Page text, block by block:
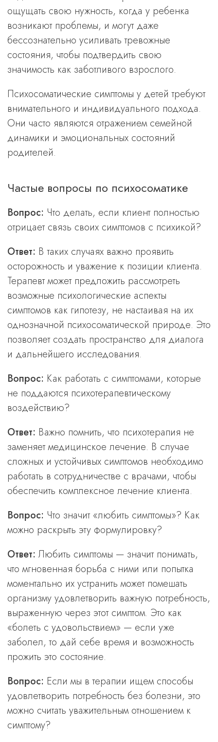
ощущать свою нужность, когда у ребенка
возникают проблемы, и могут даже
бессознательно усиливать тревожные
состояния, чтобы подтвердить свою
значимость как заботливого взрослого.
Психосоматические симптомы у детей требуют
внимательного и индивидуального подхода.
Они часто являются отражением семейной
динамики и эмоциональных состояний
родителей.
Частые вопросы по психосоматике
Вопрос: Что делать, если клиент полностью
отрицает связь своих симптомов с психикой?
Ответ: В таких случаях важно проявить
осторожность и уважение к позиции клиента.
Терапевт может предложить рассмотреть
возможные психологические аспекты
симптомов как гипотезу, не настаивая на их
однозначной психосоматической природе. Это
позволяет создать пространство для диалога
и дальнейшего исследования.
Вопрос: Как работать с симптомами, которые
не поддаются психотерапевтическому
воздействию?
Ответ: Важно помнить, что психотерапия не
заменяет медицинское лечение. В случае
сложных и устойчивых симптомов необходимо
работать в сотрудничестве с врачами, чтобы
обеспечить комплексное лечение клиента.
Вопрос: Что значит «любить симптомы»? Как
можно раскрыть эту формулировку?
Ответ: Любить симптомы — значит понимать,
что мгновенная борьба с ними или попытка
моментально их устранить может помешать
организму удовлетворить важную потребность,
выраженную через этот симптом. Это как
«болеть с удовольствием» — если уже
заболел, то дай себе время и возможность
прожить это состояние.
Вопрос: Если мы в терапии ищем способы
удовлетворить потребность без болезни, это
можно считать уважительным отношением к
симптому?